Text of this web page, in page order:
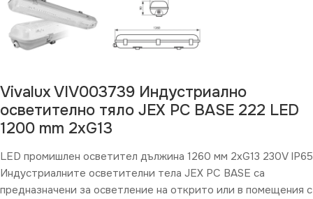
Vivalux VIV003739 Индустриално
осветително тяло JEX PC BASE 222 LED
1200 mm 2хG13
LED промишлен осветител дължина 1260 мм 2хG13 230V IP65
Индустриалните осветителни тела JEX PC BASE са
предназначени за осветление на открито или в помещения с